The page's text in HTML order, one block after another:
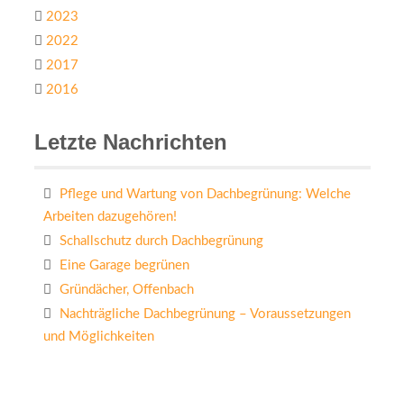
2023
2022
2017
2016
Letzte Nachrichten
Pflege und Wartung von Dachbegrünung: Welche
Arbeiten dazugehören!
Schallschutz durch Dachbegrünung
Eine Garage begrünen
Gründächer, Offenbach
Nachträgliche Dachbegrünung – Voraussetzungen
und Möglichkeiten